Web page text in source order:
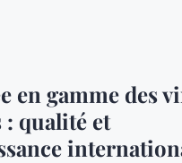
en gamme des
qualité et